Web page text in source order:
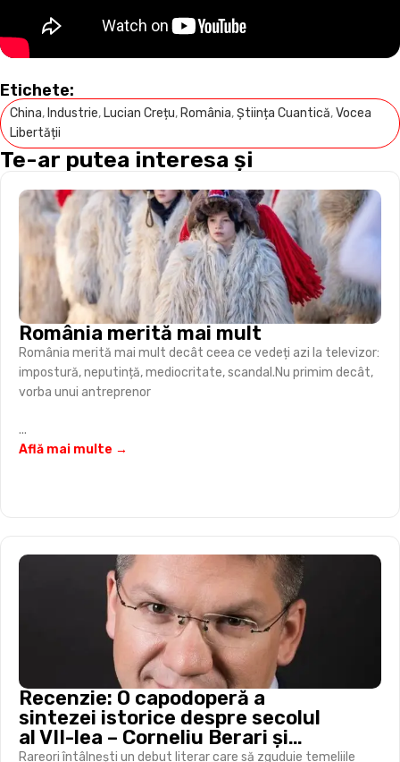
Etichete:
China, Industrie, Lucian Crețu, România,Știința Cuantică,Vocea
Libertății
Te-ar putea interesa și
România merită mai mult
România merită mai mult decât ceea ce vedeți azi la televizor:
impostură, neputință, mediocritate, scandal.Nu primim decât,
vorba unui antreprenor
...
Află mai multe →
Recenzie: O capodoperă a
sintezei istorice despre secolul
al VII-lea – Corneliu Berari și
„războiul mondial” al Antichității
Rareori întâlnești un debut literar care să zguduie temeliile